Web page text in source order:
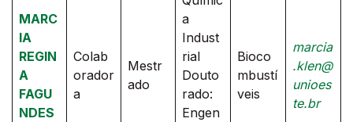
MARC
IA
REGIN
A
FAGU
NDES
Colab
orador
a
Mestr
ado
a
Indust
rial
Douto
rado:
Engen
Bioco
mbustí
veis
marcia
.klen@
unioes
te.br